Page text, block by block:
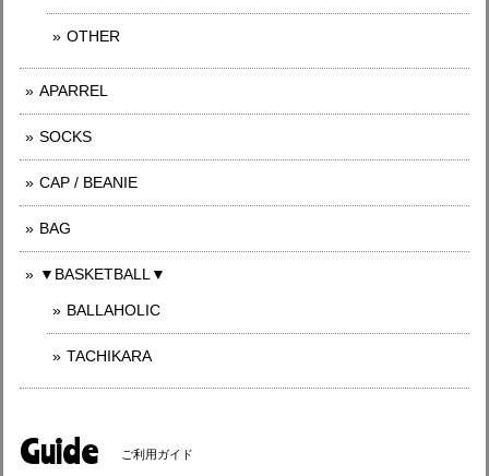
OTHER
APARREL
SOCKS
CAP / BEANIE
BAG
▼BASKETBALL▼
BALLAHOLIC
TACHIKARA
Guide ご利用ガイド